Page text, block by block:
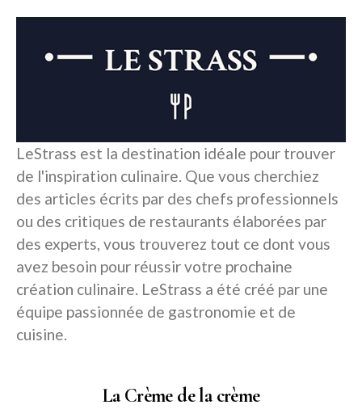
LeStrass est la destination idéale pour trouver
de l'inspiration culinaire. Que vous cherchiez
des articles écrits par des chefs professionnels
ou des critiques de restaurants élaborées par
des experts, vous trouverez tout ce dont vous
avez besoin pour réussir votre prochaine
création culinaire. LeStrass a été créé par une
équipe passionnée de gastronomie et de
cuisine.
La Crème de la crème